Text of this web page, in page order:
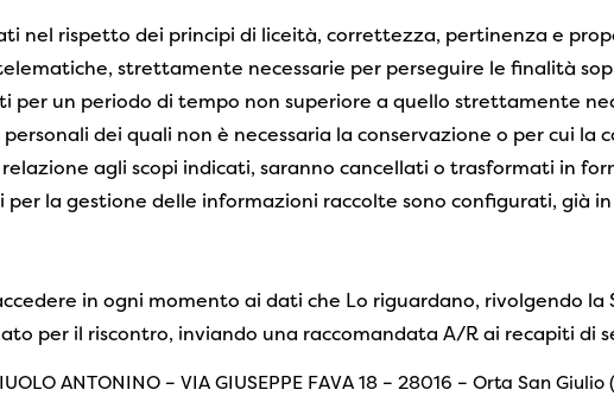
nel rispetto dei principi di liceità, correttezza, pertinenza e
strettamente necessarie per perseguire le finalità
per un periodo di tempo non superiore a quello strettamente
dei quali non è necessaria la conservazione o per cui la
agli scopi indicati, saranno cancellati o trasformati in
la gestione delle informazioni raccolte sono configurati, già
in ogni momento ai dati che Lo riguardano, rivolgendo la
per il riscontro, inviando una raccomandata A/R ai recapiti di
ANTONINO – VIA GIUSEPPE FAVA 18 – 28016 – Orta San